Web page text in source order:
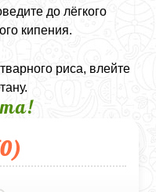
до лёгкого
кипения.
риса, влейте
0)